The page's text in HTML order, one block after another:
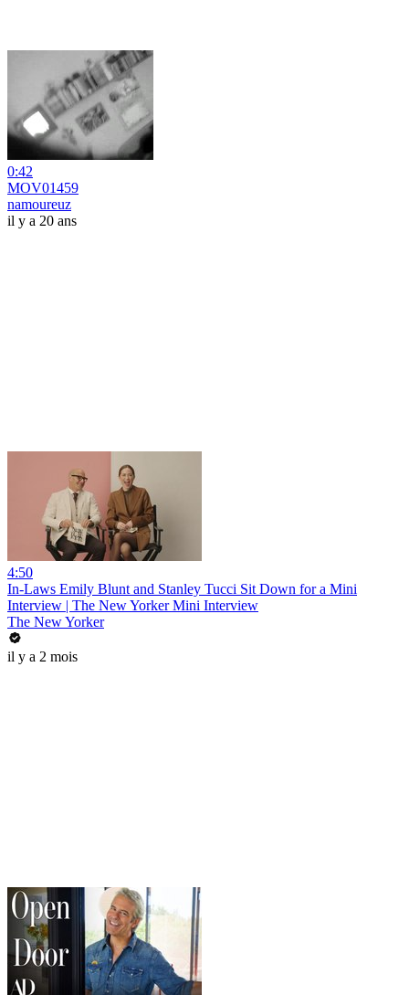
0:42
MOV01459
namoureuz
il y a 20 ans
4:50
In-Laws Emily Blunt and Stanley Tucci Sit Down for a Mini
Interview | The New Yorker Mini Interview
The New Yorker
il y a 2 mois